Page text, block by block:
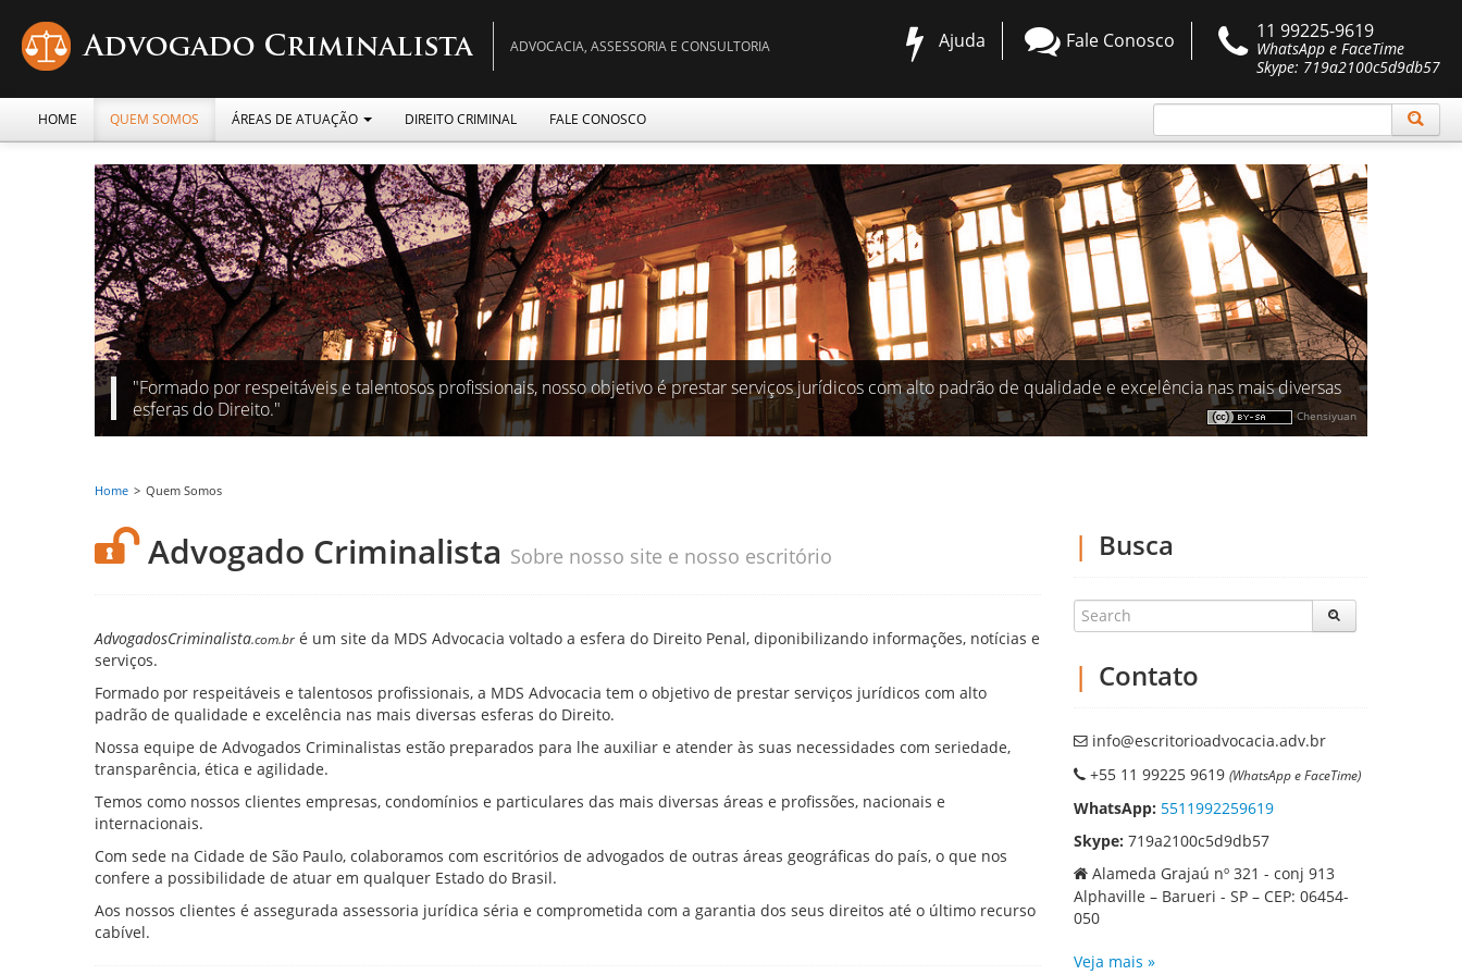
Ajuda Fale Conosco 11 99225-9619
WhatsApp e FaceTime
Skype: 719a2100c5d9db57
ADVOCACIA, ASSESSORIA E CONSULTORIA
HOME QUEM SOMOS ÁREAS DE ATUAÇÃO DIREITO CRIMINAL FALE CONOSCO
"Formado por respeitáveis e talentosos profissionais, nosso objetivo é prestar serviços jurídicos com alto padrão de qualidade e excelência nas mais diversas
esferas do Direito."
Chensiyuan
Home > Quem Somos
Advogado Criminalista Sobre nosso site e nosso escritório
AdvogadosCriminalista.com.br é um site da MDS Advocacia voltado a esfera do Direito Penal, diponibilizando informações, notícias e
serviços.
Formado por respeitáveis e talentosos profissionais, a MDS Advocacia tem o objetivo de prestar serviços jurídicos com alto
padrão de qualidade e excelência nas mais diversas esferas do Direito.
Nossa equipe de Advogados Criminalistas estão preparados para lhe auxiliar e atender às suas necessidades com seriedade,
transparência, ética e agilidade.
Temos como nossos clientes empresas, condomínios e particulares das mais diversas áreas e profissões, nacionais e
internacionais.
Com sede na Cidade de São Paulo, colaboramos com escritórios de advogados de outras áreas geográficas do país, o que nos
confere a possibilidade de atuar em qualquer Estado do Brasil.
Aos nossos clientes é assegurada assessoria jurídica séria e comprometida com a garantia dos seus direitos até o último recurso
cabível.
Busca
Contato
info@escritorioadvocacia.adv.br
+55 11 99225 9619 (WhatsApp e FaceTime)
WhatsApp: 5511992259619
Skype: 719a2100c5d9db57
Alameda Grajaú nº 321 - conj 913
Alphaville – Barueri - SP – CEP: 06454-
050
Veja mais »